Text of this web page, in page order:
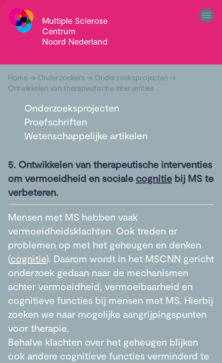
Multiple Sclerose
Centrum
Noord Nederland
Home → Onderzoekers → Onderzoeksprojecten →
Ontwikkelen van therapeutische interventies
Onderzoeksprojecten
Proefschriften
Wetenschappelijke artikelen
5. Ontwikkelen van therapeutische interventies
om vermoeidheid en sociale cognitie bij MS te
verbeteren.
Mensen met MS hebben vaak
vermoeidheidsklachten. Ook treden er
problemen op met het geheugen en denken
(cognitie). Daarom wordt in het MSCNN gericht
onderzoek gedaan naar de mechanismen
achter vermoeidheid, vermoeibaarheid en
cognitieve functies bij mensen met MS. Hierbij
zoeken we naar mogelijke aangrijpingspunten
voor therapie.
Behalve klachten over het geheugen blijken
ook andere cognitieve functies verminderd te